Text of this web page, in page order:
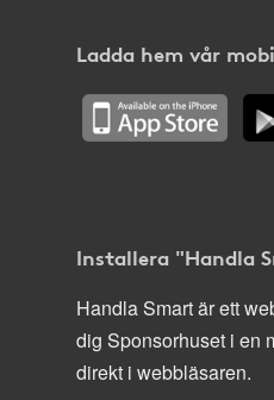
Ladda hem vår
Installera "Handla
Handla Smart är ett
dig Sponsorhuset i en
direkt i webbläsaren.